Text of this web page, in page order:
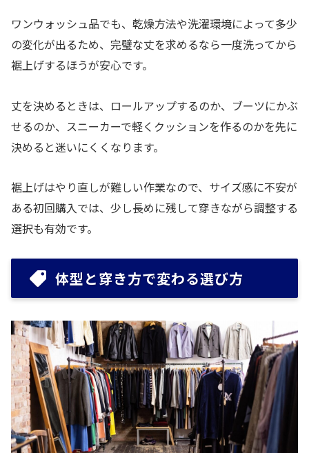
ワンウォッシュ品でも、乾燥方法や洗濯環境によって多少
の変化が出るため、完璧な丈を求めるなら一度洗ってから
裾上げするほうが安心です。
丈を決めるときは、ロールアップするのか、ブーツにかぶ
せるのか、スニーカーで軽くクッションを作るのかを先に
決めると迷いにくくなります。
裾上げはやり直しが難しい作業なので、サイズ感に不安が
ある初回購入では、少し長めに残して穿きながら調整する
選択も有効です。
体型と穿き方で変わる選び方